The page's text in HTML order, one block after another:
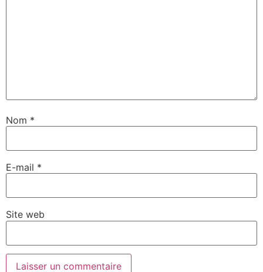
Nom *
E-mail *
Site web